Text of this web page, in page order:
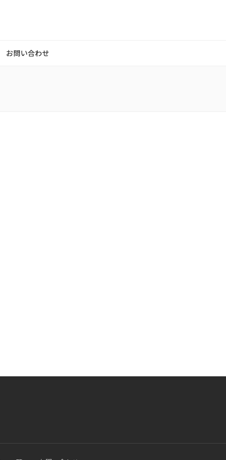
お問い合わせ